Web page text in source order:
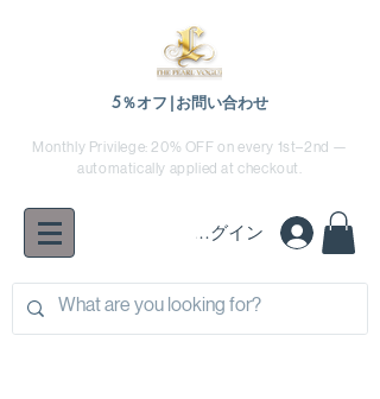
5％オフ|お問い合わせ
Monthly Privilege: 20% OFF on every 1st–2nd —
automatically applied at checkout.
ログイン